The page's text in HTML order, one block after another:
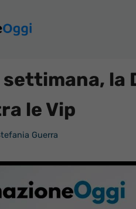
settimana, la
le Vip
Guerra